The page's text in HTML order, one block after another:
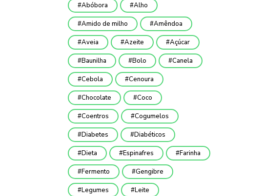
Abóbora Alho
Amido de milho Amêndoa
Aveia Azeite Açúcar
Baunilha Bolo Canela
Cebola Cenoura
Chocolate Coco
Coentros Cogumelos
Diabetes Diabéticos
Dieta Espinafres Farinha
Fermento Gengibre
Legumes Leite